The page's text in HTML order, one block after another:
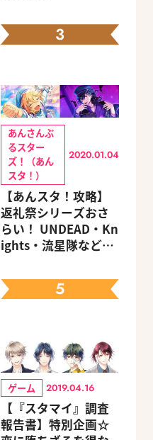
3
あんさんぶ
るスター
ズ！（あん
スタ！）
2020.01.04
【あんスタ！攻略】
返礼祭シリーズおさ
らい！ UNDEAD・Kn
ights・流星隊など、
ェック
5
ゲーム 2019.04.16
【『スタマイ』調査
報告書】特別企画☆